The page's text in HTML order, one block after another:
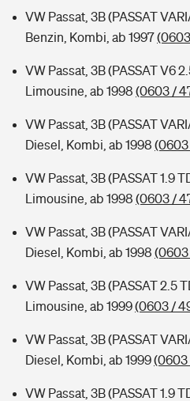
VW Passat, 3B (PASSAT
Benzin, Kombi, ab 1997
VW Passat, 3B (PASSAT V6
Limousine, ab 1998 (0603 /
VW Passat, 3B (PASSAT
Diesel, Kombi, ab 1998
VW Passat, 3B (PASSAT 1.9
Limousine, ab 1998 (0603 /
VW Passat, 3B (PASSAT
Diesel, Kombi, ab 1998
VW Passat, 3B (PASSAT 2.5
Limousine, ab 1999(0603 /
VW Passat, 3B (PASSAT
Diesel, Kombi, ab 1999(0603
VW Passat, 3B (PASSAT 1.9